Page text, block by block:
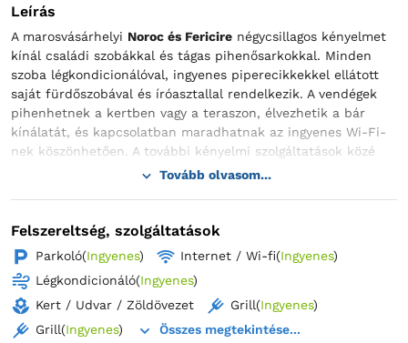
Leírás
A marosvásárhelyi Noroc és Fericire négycsillagos kényelmet
kínál családi szobákkal és tágas pihenősarkokkal. Minden
szoba légkondicionálóval, ingyenes piperecikkekkel ellátott
saját fürdőszobával és íróasztallal rendelkezik. A vendégek
pihenhetnek a kertben vagy a teraszon, élvezhetik a bár
kínálatát, és kapcsolatban maradhatnak az ingyenes Wi-Fi-
nek köszönhetően. A további kényelmi szolgáltatások közé
tartozik egy játékterem, egy piknikezőhely és grillezési
kínál. A helyszínen ingyenes magánparkoló áll rendelkezésre,
az expressz be- és kijelentkezés pedig még gördülékenyebbé
teszi az itt-tartózkodást. A marosvásárhelyi repülőtértől 18
km-re található Noroc és Fericire békés környezetet biztosít,
ahonnan könnyen megközelíthetők a helyi látnivalók. A
szálláshelyet a vendégek rendkívül nagyra értékelik a szobák
Tovább olvasom...
Felszereltség, szolgáltatások
Parkoló(Ingyenes) Internet / Wi-fi(Ingyenes)
Légkondicionáló(Ingyenes)
Kert / Udvar / Zöldövezet
Grill(Ingyenes)
Grill(Ingyenes) Összes megtekintése...